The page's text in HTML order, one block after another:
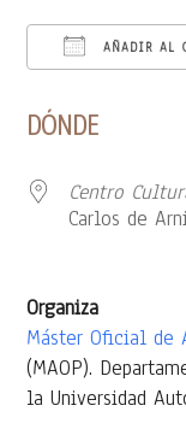
AÑADIR AL
DÓNDE
Centro
Carlos de
Organiza
Máster Oficial de
(MAOP).
la Universidad